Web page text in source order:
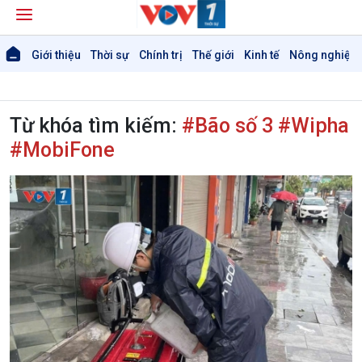
Giới thiệu Thời sự Chính trị Thế giới Kinh tế Nông nghiệp
Thời sự 6h
Thời sự 12h
Thời sự 18h
Thời sự 21h30
Bản tin
Chuyên mục
Theo dòng Thời sự
Chính trị
Thế giới
Từ khóa tìm kiếm: #Bão số 3 #Wipha
#MobiFone